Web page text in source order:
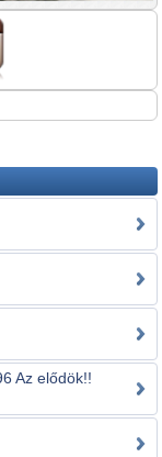
Az elődök!!